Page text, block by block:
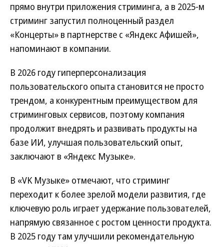
прямо внутри приложения стриминга, а в 2025-м
стриминг запустил полноценный раздел
«Концерты» в партнерстве с «Яндекс Афишей»,
напоминают в компании.
В 2026 году гиперперсонализация
пользовательского опыта становится не просто
трендом, а конкурентным преимуществом для
стриминговых сервисов, поэтому компания
продолжит внедрять и развивать продукты на
базе ИИ, улучшая пользовательский опыт,
заключают в «Яндекс Музыке».
В «VK Музыке» отмечают, что стриминг
переходит к более зрелой модели развития, где
ключевую роль играет удержание пользователей,
напрямую связанное с ростом ценности продукта.
В 2025 году там улучшили рекомендательную